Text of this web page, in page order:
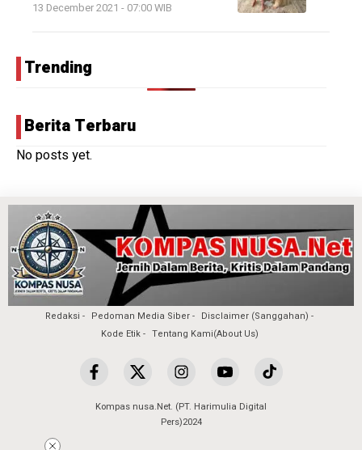
13 December 2021 - 07:00 WIB
Trending
Berita Terbaru
No posts yet.
Redaksi Pedoman Media Siber
Disclaimer (Sanggahan)
Kode Etik
Tentang Kami(About Us)
Kompas nusa.Net. (PT. Harimulia Digital
Pers)2024